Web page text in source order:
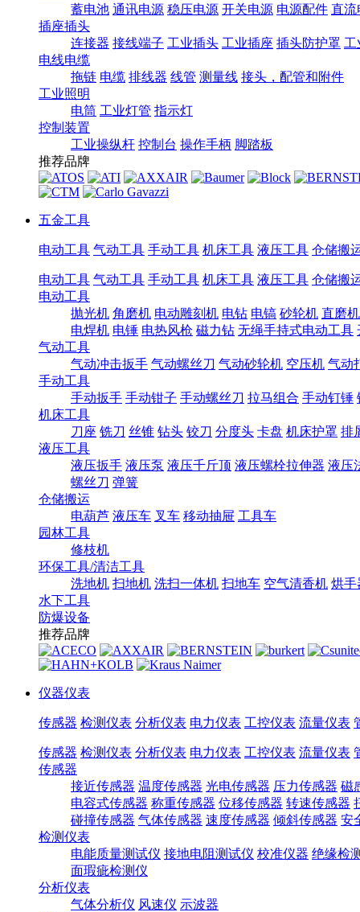
蓄电池 通讯电源 稳压电源 开关电源 电源配件 直流
插座插头
连接器 接线端子 工业插头 工业插座 插头防护罩 工
电线电缆
拖链 电缆 排线器 线管 测量线 接头，配管和附件
工业照明
电筒 工业灯管 指示灯
控制装置
工业操纵杆 控制台 操作手柄 脚踏板
推荐品牌
五金工具
电动工具 气动工具 手动工具 机床工具 液压工具 仓储搬
电动工具 气动工具 手动工具 机床工具 液压工具 仓储搬
电动工具
抛光机 角磨机 电动雕刻机 电钻 电镐 砂轮机 直磨机
电焊机 电锤 电热风枪 磁力钻 无绳手持式电动工具
气动工具
气动冲击扳手 气动螺丝刀 气动砂轮机 空压机 气动
手动工具
手动扳手 手动钳子 手动螺丝刀 拉马组合 手动钉锤
机床工具
刀座 铣刀 丝锥 钻头 铰刀 分度头 卡盘 机床护罩 排
液压工具
液压扳手 液压泵 液压千斤顶 液压螺栓拉伸器 液压
螺丝刀 弹簧
仓储搬运
电葫芦 液压车 叉车 移动抽屉 工具车
园林工具
修枝机
环保工具/清洁工具
洗地机 扫地机 洗扫一体机 扫地车 空气清香机 烘手
水下工具
防爆设备
推荐品牌
仪器仪表
传感器 检测仪表 分析仪表 电力仪表 工控仪表 流量仪表
传感器 检测仪表 分析仪表 电力仪表 工控仪表 流量仪表
传感器
接近传感器 温度传感器 光电传感器 压力传感器 磁
电容式传感器 称重传感器 位移传感器 转速传感器
碰撞传感器 气体传感器 速度传感器 倾斜传感器 安
检测仪表
电能质量测试仪 接地电阻测试仪 校准仪器 绝缘检
面瑕疵检测仪
分析仪表
气体分析仪 风速仪 示波器